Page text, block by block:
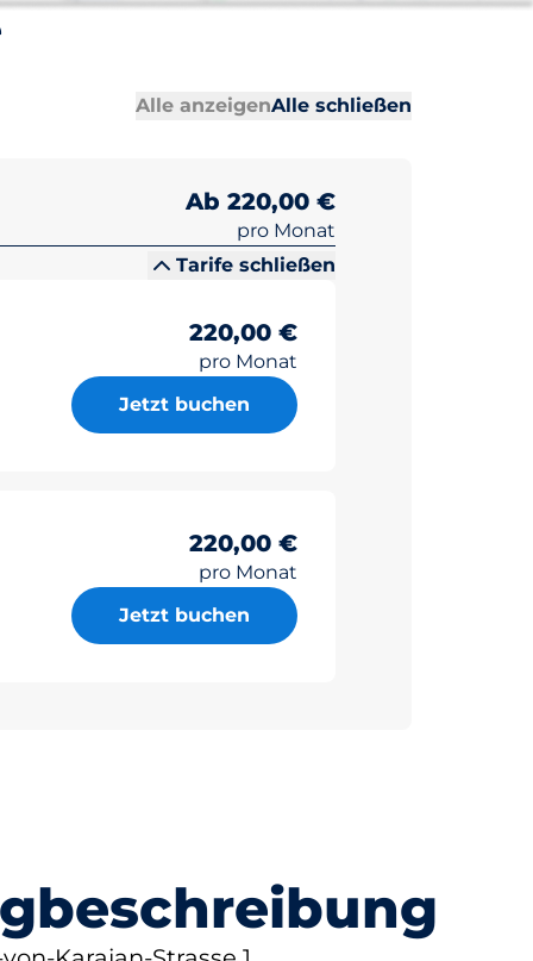
Alle anzeigenAlle schließenAlle
Alle
Ab 220,00 €
pro Monat
Tarife schließen
220,00 €
pro Monat
Jetzt buchen
220,00 €
pro Monat
Jetzt buchen